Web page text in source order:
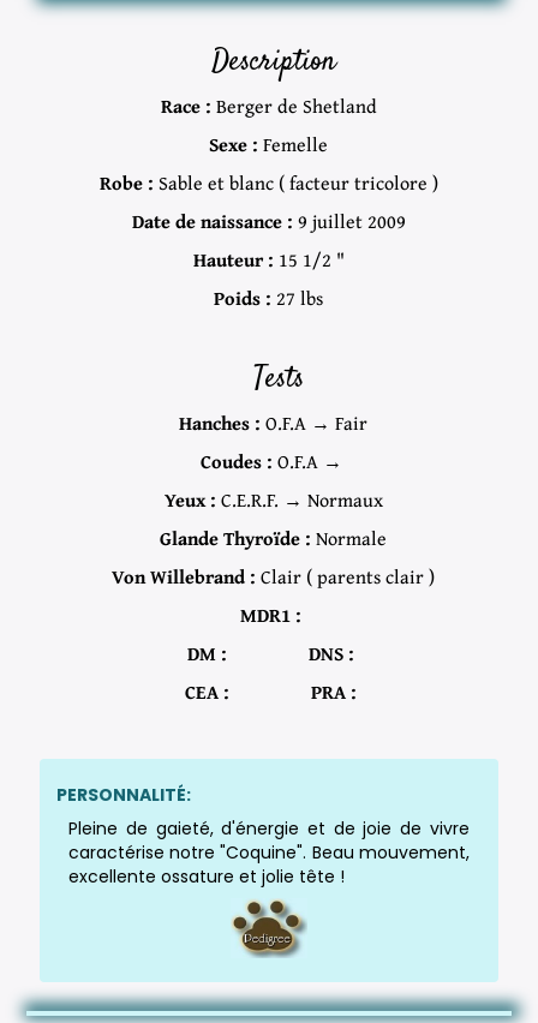
Description
Race : Berger de Shetland
Sexe : Femelle
Robe : Sable et blanc ( facteur tricolore )
Date de naissance : 9 juillet 2009
Hauteur : 15 1/2 "
Poids : 27 lbs
Tests
Hanches : O.F.A → Fair
Coudes : O.F.A →
Yeux : C.E.R.F. → Normaux
Glande Thyroïde : Normale
Von Willebrand : Clair ( parents clair )
MDR1 :
DM :
DNS :
CEA :
PRA :
PERSONNALITÉ:
Pleine de gaieté, d'énergie et de joie de vivre
caractérise notre "Coquine". Beau mouvement,
excellente ossature et jolie tête !